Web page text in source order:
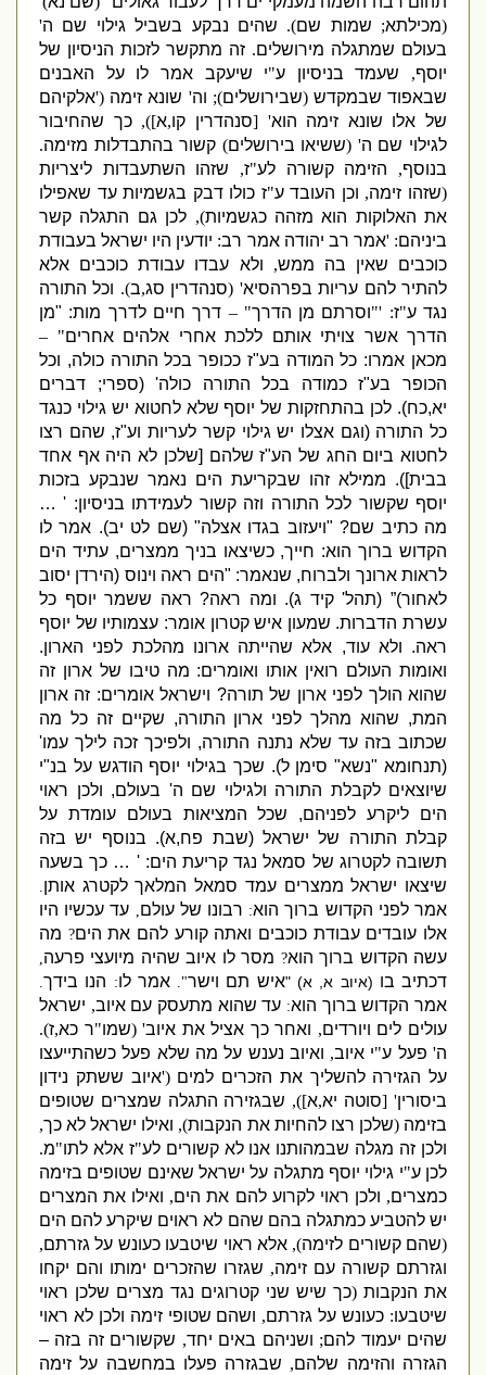
מכילתא;שמות שם).שהים נבקע בשביל גילוי שם ה
בעולם שמתגלה מירושלים.זה מתקשר לזכות הניסיון של
יוסף,שעמד בניסיון ע "י שיעקב אמר לו על האבנים
שבאפוד שבמקדש(שבירושלים);וה 'שונא זימה('אלקיהם
של אלו שונא זימה הוא' [סנהדרין קו ,א]),כך שהחיבור
לגילוי שם ה ' (ששיאו בירושלים)קשור בהתבדלות מזימה.
בנוסף,הזימה קשורה לע"ז,שזהו השתעבדות ליצריות
שזהו זימה,וכן העובד ע"ז כולו דבק בגשמיות עד שאפילו
את האלוקות הוא מזהה כגשמיות),לכן גם התגלה קשר
ביניהם: 'אמר רב יהודה אמר רב:יודעין היו ישראל בעבודת
כוכבים שאין בה ממש,ולא עבדו עבודת כוכבים אלא
להתיר להם עריות בפרהסיא' (סנהדרין סג,ב).וכל התורה
נגד ע "ז: '" וסרתם מן הדרך" – דרך חיים לדרך מות: "מן
הדרך אשר צויתי אותם ללכת אחרי אלהים אחרים" –
מכאן אמרו:כל המודה בע"ז ככופר בכל התורה כולה,וכל
הכופר בע"ז כמודה בכל התורה כולה' ( ספרי;דברים
,כח).לכן בהתחזקות של יוסף שלא לחטוא יש גילוי כנגד
כל התורה(וגם אצלו יש גילוי קשר לעריות וע "ז,שהם רצו
לחטוא ביום החג של הע"ז שלהם[שלכן לא היה אף אחד
בבית]).ממילא זהו שבקריעת הים נאמר שנבקע בזכות
יוסף שקשור לכל התורה וזה קשור לעמידתו בניסיון: ' …
מה כתיב שם? "ויעזוב בגדו אצלה"
(שם לט יב ).אמר לו
הקדוש ברוך הוא:חייך,כשיצאו בניך ממצרים,עתיד הים
לראות ארונך ולברוח,שנאמר: "הים ראה וינוס (הירדן יסוב
לאחור)” (תהל'קיד ג).ומה ראה?ראה ששמר יוסף כל
עשרת הדברות.שמעון איש קטרון אומר:עצמותיו של יוסף
ראה.ולא עוד,אלא שהייתה ארונו מהלכת לפני הארון.
ואומות העולם רואין אותו ואומרים:מה טיבו של ארון זה
שהוא הולך לפני ארון של תורה?וישראל אומרים:זה ארון
המת,שהוא מהלך לפני ארון התורה,שקיים זה כל מה
שכתוב בזה עד שלא נתנה התורה,ולפיכך זכה לילך עמו'
תנחומא"נשא"סימן ל).שכך בגילוי יוסף הודגש על בנ "י
שיוצאים לקבלת התורה ולגילוי שם ה 'בעולם,ולכן ראוי
הים ליקרע לפניהם,שכל המציאות בעולם עומדת על
קבלת התורה של ישראל(שבת פח,א).בנוסף יש בזה
תשובה לקטרוג של סמאל נגד קריעת הים:
' …כך בשעה
שיצאו ישראל ממצרים עמדסמאל המלאך לקטרג אותן.
אמר לפני הקדוש ברוך הוא:רבונו של עולם,עד עכשיו היו
אלו עובדים עבודת כוכבים ואתה קורע להם את הים?מה
עשה הקדוש ברוך הוא ?מסר לו איוב שהיה מיועצי פרעה,
דכתיב בו(איוב א ,א ) "איש תם וישר".אמר לו :הנו בידך.
אמר הקדוש ברוך הוא:עד ש הוא מתעסק עם איוב,ישראל
עולים לים ויורדים,ואחר כך אציל את איוב' (שמו"ר כא,ז).
'פעל ע"י איוב,ואיוב נענש על מה שלא פעל כשהתייעצו
על הגזירה להשליך את הזכרים למים(' איוב ששתק נידון
ביסורין' [סוטה יא ,א]),שבגזירה התגלה שמצרים שטופים
בזימה(שלכן רצו להחיות את הנקבות),ואילו ישראל לא כך,
ולכן זה מגלה שבמהותנו אנו לא קשורים לע"ז אלא לתו"מ.
לכן ע"י גילוי יוסף מתגלה על ישראל שאינם שטופים בזימה
כמצרים,ולכן ראוי לקרוע להם את הים,ואילו את המצרים
יש להטביע כמתגלה בהם שהם לא ראוים שיקרע להם הים
שהם קשורים לזימה),אלא ראוי שיטבעו כעונש על גזרתם,
וגזרתם קשורה עם זימה,שגזרו שהזכרים ימותו והם יקחו
את הנקבות(כך שיש שני קטרוגים נגד מצרים שלכן ראוי
שיטבעו:כעונש על גזרתם,ושהם שטופי זימה ולכן לא ראוי
שהים יעמוד להם;ושניהם באים יחד,שקשורים זה בזה –
הגזרה והזימה שלהם,שבגזרה פעלו במחשבה על זימה